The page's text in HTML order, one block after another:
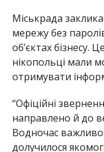
Раніше
Нікопольського
інтернет-
українські зірки
Нікопольського